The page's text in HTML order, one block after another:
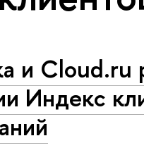
и Cloud.ru
Индекс